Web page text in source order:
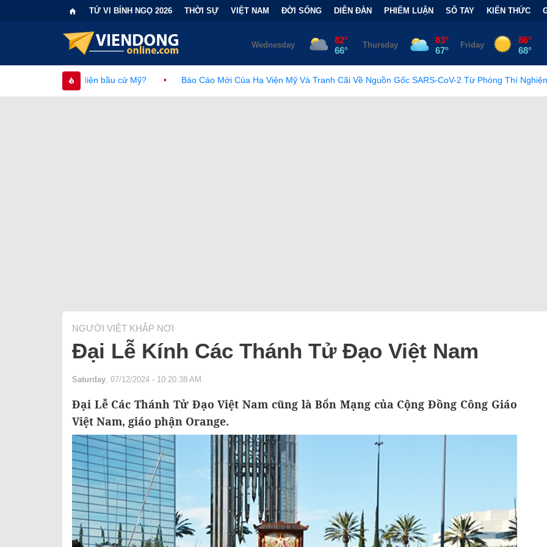
TỬ VI BÍNH NGỌ 2026 THỜI SỰ VIỆT NAM ĐỜI SỐNG DIỄN ĐÀN PHIẾM LUẬN SỔ TAY KIẾN THỨC
Báo Cáo Mới Của Hạ Viện Mỹ Và Tranh Cãi Về Nguồn Gốc SARS-CoV-2 Từ Phòng Thí Nghiệm • FCC Chính
NGƯỜI VIỆT KHẮP NƠI
Đại Lễ Kính Các Thánh Tử Đạo Việt Nam
Saturday , 07/12/2024 - 10:20:38 AM
Đại Lễ Các Thánh Tử Đạo Việt Nam cũng là Bổn Mạng của Cộng Đồng Công Giáo
Việt Nam, giáo phận Orange.